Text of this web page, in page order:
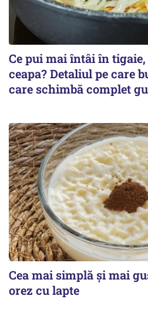
Ce pui mai întâi în
ceapa? Detaliul pe care
care schimbă complet
Cea mai simplă și mai
orez cu lapte